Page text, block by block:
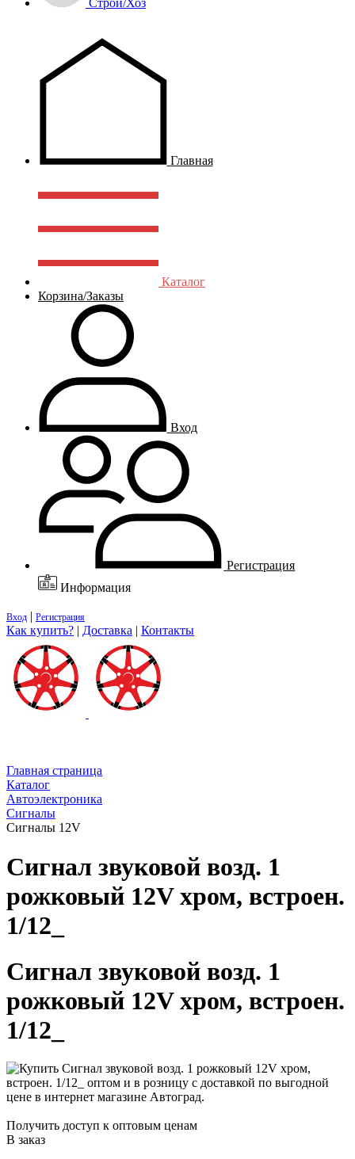
Строй/Хоз
Главная
Каталог
Корзина/Заказы
Вход
Регистрация
Информация
Вход | Регистрация
Как купить? | Доставка | Контакты
Главная страница
Каталог
Автоэлектроника
Сигналы
Сигналы 12V
Сигнал звуковой возд. 1
рожковый 12V хром, встроен.
1/12_
Сигнал звуковой возд. 1
рожковый 12V хром, встроен.
1/12_
Получить доступ к оптовым ценам
В заказ